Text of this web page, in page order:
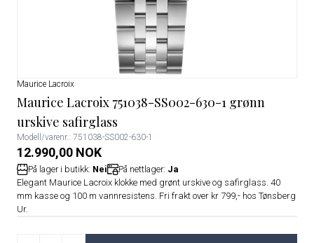
Maurice Lacroix
Maurice Lacroix 751038-SS002-630-1 grønn
urskive safirglass
Modell/varenr.: 751038-SS002-630-1
12.990,00 NOK
På lager i butikk: Nei På nettlager: Ja
Elegant Maurice Lacroix klokke med grønt urskive og safirglass. 40
mm kasse og 100 m vannresistens. Fri frakt over kr 799,- hos Tønsberg
Ur.